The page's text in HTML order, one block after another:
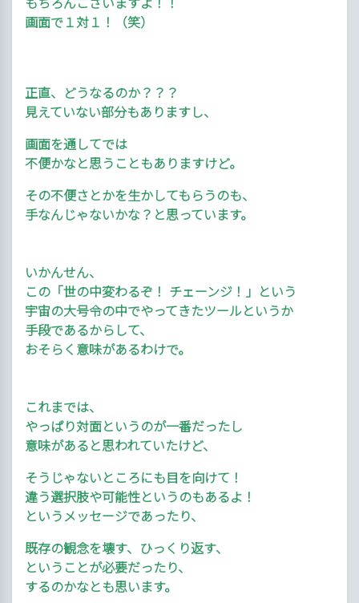
画面で１対１！（笑）
正直、どうなるのか？？？
見えていない部分もありますし、
画面を通してでは
不便かなと思うこともありますけど。
その不便さとかを生かしてもらうのも、
手なんじゃないかな？と思っています。
いかんせん、
この「世の中変わるぞ！ チェーンジ！」という
宇宙の大号令の中でやってきたツールというか
手段であるからして、
おそらく意味があるわけで。
これまでは、
やっぱり対面というのが一番だったし
意味があると思われていたけど、
そうじゃないところにも目を向けて！
違う選択肢や可能性というのもあるよ！
というメッセージであったり、
既存の観念を壊す、ひっくり返す、
ということが必要だったり、
するのかなとも思います。